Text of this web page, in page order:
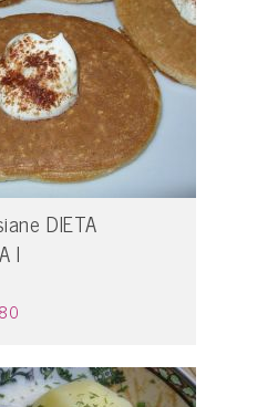
DIETA
I